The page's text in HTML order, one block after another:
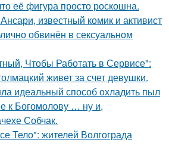
её фигура просто роскошна.
известный комик и активист
обвинён в сексуальном
Чтобы Работать в Сервисе":
живет за счет девушки.
идеальный способ охладить пыл
к Богомолову … ну и,
Собчак.
Тело": жителей Волгограда